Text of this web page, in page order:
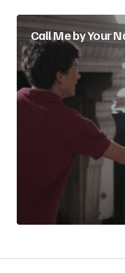
Call Me by Your